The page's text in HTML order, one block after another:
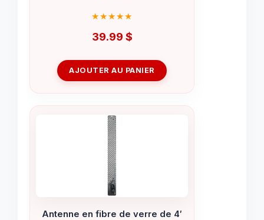
39.99 $
AJOUTER AU PANIER
Antenne en fibre de verre de 4′